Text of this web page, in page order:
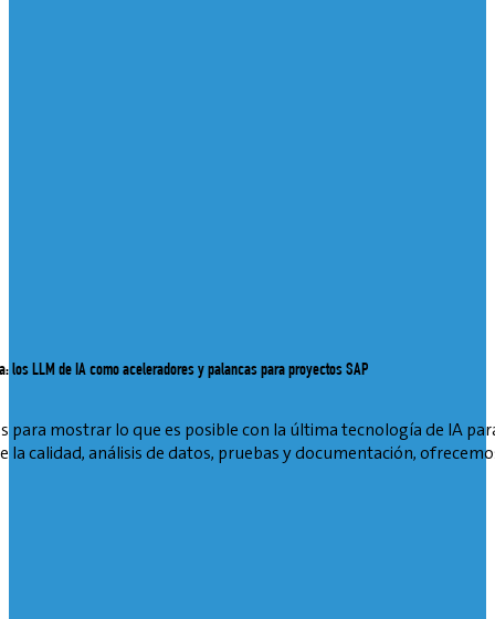
los LLM de IA como aceleradores y palancas para proyectos SAP
mostrar lo que es posible con la última tecnología de IA
calidad, análisis de datos, pruebas y documentación,